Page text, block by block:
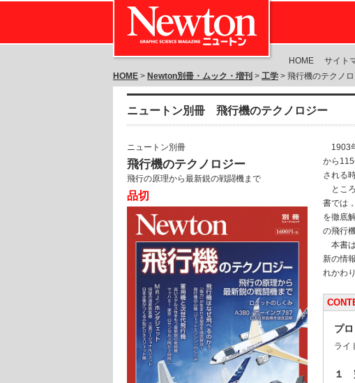
HOME サイト
HOME > Newton別冊・ムック・増刊 > 工学 > 飛行機のテクノ
ニュートン別冊 飛行機のテクノロジー
ニュートン別冊
飛行機のテクノロジー
飛行の原理から最新鋭の戦闘機まで
品切
1903
から
される
とこ
書では
を徹底
の飛行
本書
新の情
れかわ
プ
ライ
１